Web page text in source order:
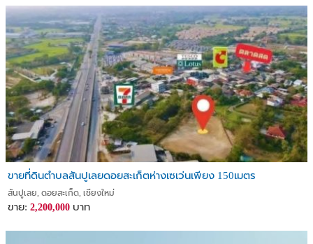
ขายที่ดินตำบลสันปูเลยดอยสะเก็ตห่างเซเว่นเพียง 150เมตร
สันปูเลย, ดอยสะเก็ด, เชียงใหม่
ขาย: 2,200,000 บาท